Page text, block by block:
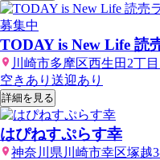
募集中
TODAY is New Life 読
川崎市多摩区西生田2丁
空きあり 送迎あり
詳細を見る
はぴねすぷらす幸
神奈川県川崎市幸区塚越